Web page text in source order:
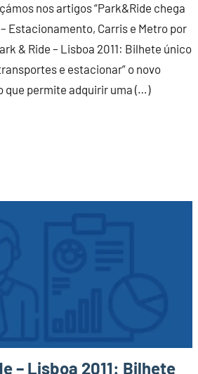
nos artigos “Park&Ride chega
Estacionamento, Carris e Metro por
& Ride – Lisboa 2011: Bilhete único
e estacionar” o novo
que permite adquirir uma (…)
– Lisboa 2011: Bilhete